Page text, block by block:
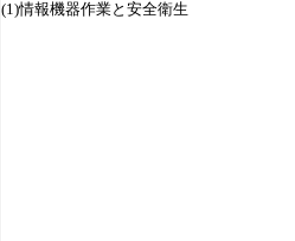
(1)情報機器作業と安全衛生